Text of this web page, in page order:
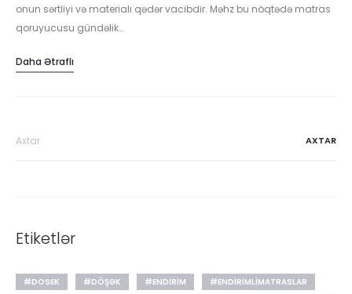
onun sərtliyi və materialı qədər vacibdir. Məhz bu nöqtədə matras
qoruyucusu gündəlik…
Daha Ətraflı
Etiketlər
#DOSEK #DÖŞƏK #ENDIRIM
#ENDIRIMLIMATRASLAR